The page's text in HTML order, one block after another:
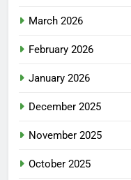
March 2026
February 2026
January 2026
December 2025
November 2025
October 2025